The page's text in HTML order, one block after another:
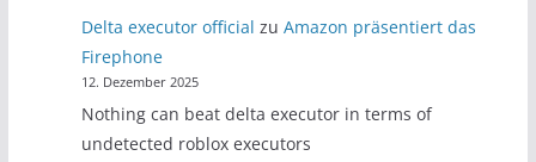
Delta executor official zuAmazon präsentiert das
Firephone
12. Dezember 2025
Nothing can beat delta executor in terms of
undetected roblox executors